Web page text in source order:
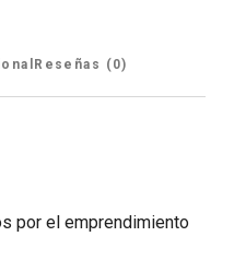
Reseñas (0)
por el emprendimiento